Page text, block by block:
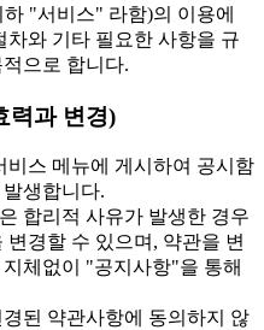
"서비스" 라함)의 이용에
차와 기타 필요한 사항을 규
으로 합니다.
력과 변경)
스 메뉴에 게시하여 공시함
생합니다.
합리적 사유가 발생한 경우
변경할 수 있으며, 약관을 변
체없이 "공지사항"을 통해
된 약관사항에 동의하지 않